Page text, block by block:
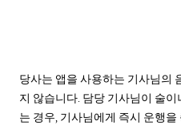
당사는 앱을 사용하는 기사님의
지 않습니다. 담당 기사님이 술
는 경우, 기사님에게 즉시 운행을